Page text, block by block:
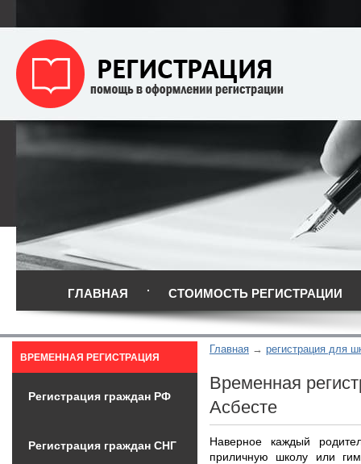
ГЛАВНАЯ СТОИМОСТЬ РЕГИСТРАЦИИ
Главная регистрация для
Временная
Асбесте
Наверное каждый
приличную школу или
ВРЕМЕННАЯ РЕГИСТРАЦИЯ
Регистрация граждан РФ
Регистрация граждан СНГ